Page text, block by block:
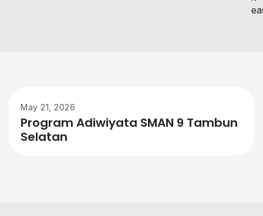
May 21, 2026
Program Adiwiyata SMAN 9 Tambun
Selatan